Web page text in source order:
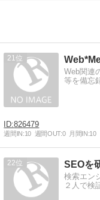
21
Web関連
等を備忘
826479
週間IN:10 週間OUT:0 月間IN:10
22 SEOを
検索エン
２人で検